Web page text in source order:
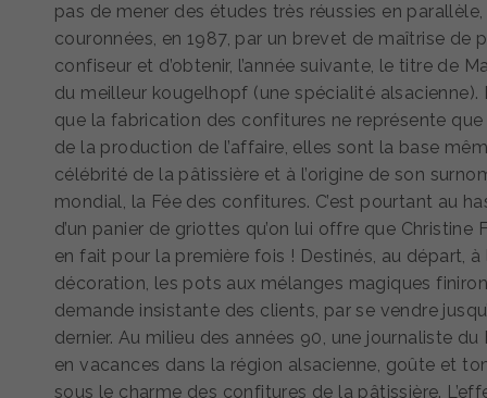
pas de mener des études très réussies en parallèle,
couronnées, en 1987, par un brevet de maîtrise de
confiseur et d’obtenir, l’année suivante, le titre de
du meilleur kougelhopf (une spécialité alsacienne).
que la fabrication des confitures ne représente
de la production de l’affaire, elles sont la base
célébrité de la pâtissière et à l’origine de son
mondial, la Fée des confitures. C’est pourtant au
d’un panier de griottes qu’on lui offre que Christine
en fait pour la première fois ! Destinés, au départ, à
décoration, les pots aux mélanges magiques
demande insistante des clients, par se vendre
dernier. Au milieu des années 90, une journaliste du
en vacances dans la région alsacienne, goûte et
sous le charme des confitures de la pâtissière.